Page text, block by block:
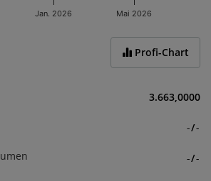
für Investoren.
rechtliches/agb-5-1
) informiert
Jan. 2026 Mai 2026
Profi-Chart
3.663,0000
-/-
-/-